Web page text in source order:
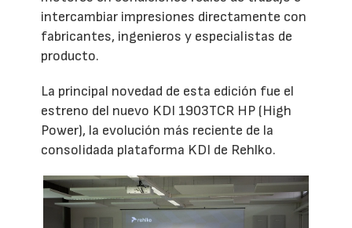
intercambiar impresiones directamente con
fabricantes, ingenieros y especialistas de
producto.
La principal novedad de esta edición fue el
estreno del nuevo KDI 1903TCR HP (High
Power), la evolución más reciente de la
consolidada plataforma KDI de Rehlko.